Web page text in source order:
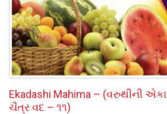
Ekadashi Mahima – (વરુથીની
ચૈત્ર વદ – ૧૧)